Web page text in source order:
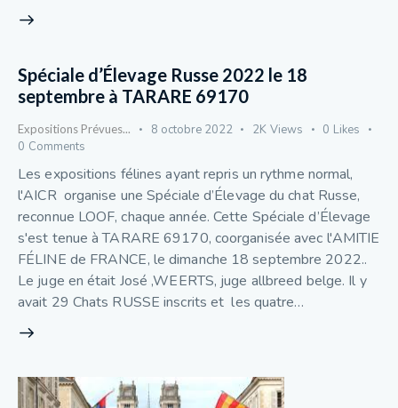
Spéciale d’Élevage Russe 2022 le 18
septembre à TARARE 69170
Expositions Prévues... 8 octobre 2022 2K Views 0 Likes
0 Comments
Les expositions félines ayant repris un rythme normal,
l'AICR organise une Spéciale d’Élevage du chat Russe,
reconnue LOOF, chaque année. Cette Spéciale d’Élevage
s'est tenue à TARARE 69170, coorganisée avec l'AMITIE
FÉLINE de FRANCE, le dimanche 18 septembre 2022..
Le juge en était José ,WEERTS, juge allbreed belge. Il y
avait 29 Chats RUSSE inscrits et les quatre…